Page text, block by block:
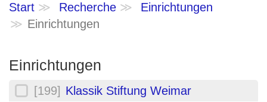
Start Recherche
Einrichtungen
Einrichtungen
Einrichtungen
[199] Klassik Stiftung Weimar